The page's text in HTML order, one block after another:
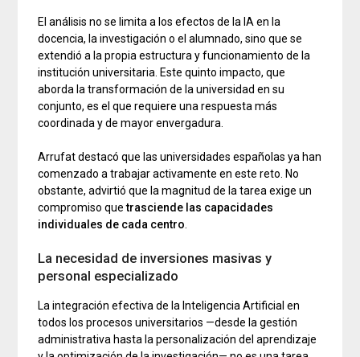
El análisis no se limita a los efectos de la IA en la
docencia, la investigación o el alumnado, sino que se
extendió a la propia estructura y funcionamiento de la
institución universitaria. Este quinto impacto, que
aborda la transformación de la universidad en su
conjunto, es el que requiere una respuesta más
coordinada y de mayor envergadura.
Arrufat destacó que las universidades españolas ya han
comenzado a trabajar activamente en este reto. No
obstante, advirtió que la magnitud de la tarea exige un
compromiso quetrasciende las capacidades
individuales de cada centro.
La necesidad de inversiones masivas y
personal especializado
La integración efectiva de la Inteligencia Artificial en
todos los procesos universitarios —desde la gestión
administrativa hasta la personalización del aprendizaje